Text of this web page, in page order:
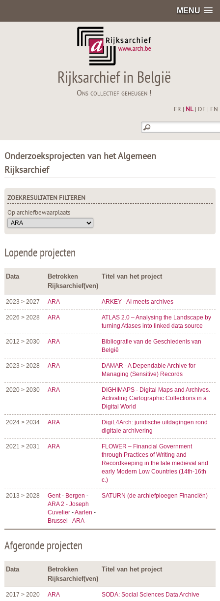
MENU
Rijksarchief in België
Ons collectief geheugen !
FR NL| DE EN
Onderzoeksprojecten van het Algemeen
Rijksarchief
ZOEKRESULTATEN FILTEREN
Op archiefbewaarplaats
Lopende projecten
Data
Betrokken
Rijksarchief(ven)
Titel van het project
2023 > 2027 ARA ARKEY - AI meets archives
2026 > 2028 ARA
ATLAS 2.0 – Analysing the Landscape by
turning Atlases into linked data source
2012 > 2030 ARA
Bibliografie van de Geschiedenis van
België
2023 > 2028 ARA
DAMAR - A Dependable Archive for
Managing (Sensitive) Records
2020 > 2030 ARA
DIGHIMAPS - Digital Maps and Archives.
Activating Cartographic Collections in a
Digital World
2024 > 2034 ARA
DigiL4Arch: juridische uitdagingen rond
digitale archivering
2021 > 2031 ARA
FLOWER – Financial Government
through Practices of Writing and
Recordkeeping in the late medieval and
early Modern Low Countries (14th-16th
c.)
2013 > 2028 Gent- Bergen -
ARA 2 - Joseph
Cuvelier -Aarlen -
Brussel -ARA-
SATURN (de archiefploegen Financiën)
Afgeronde projecten
Data
Betrokken
Rijksarchief(ven)
Titel van het project
2017 > 2020 ARA SODA: Social Sciences Data Archive